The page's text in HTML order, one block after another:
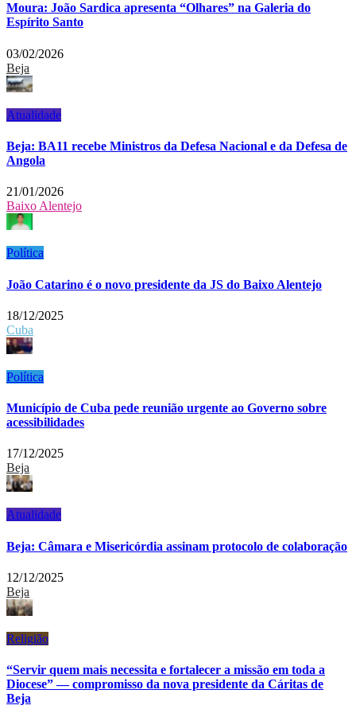
Moura: João Sardica apresenta “Olhares” na Galeria do
Espírito Santo
03/02/2026
Beja
Atualidade
Beja: BA11 recebe Ministros da Defesa Nacional e da Defesa de
Angola
21/01/2026
Baixo Alentejo
Política
João Catarino é o novo presidente da JS do Baixo Alentejo
18/12/2025
Cuba
Política
Município de Cuba pede reunião urgente ao Governo sobre
acessibilidades
17/12/2025
Beja
Atualidade
Beja: Câmara e Misericórdia assinam protocolo de colaboração
12/12/2025
Beja
Religião
“Servir quem mais necessita e fortalecer a missão em toda a
Diocese” — compromisso da nova presidente da Cáritas de
Beja